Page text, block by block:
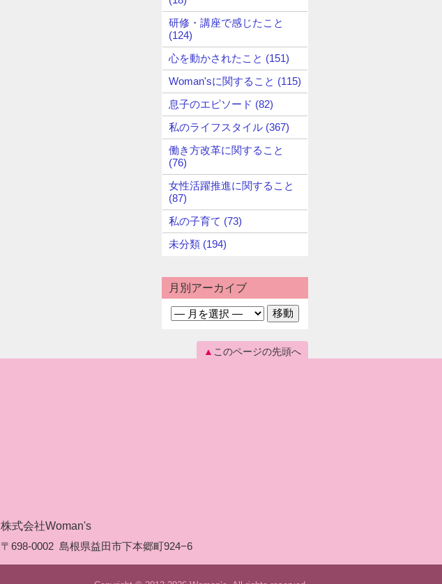
研修・講座で感じたこと
(124)
心を動かされたこと (151)
Woman'sに関すること (115)
息子のエピソード (82)
私のライフスタイル (367)
働き方改革に関すること
(76)
女性活躍推進に関すること
(87)
私の子育て (73)
未分類 (194)
月別アーカイブ
株式会社Woman's
〒698-0002 島根県益田市下本郷町924−6
このページの先頭へ